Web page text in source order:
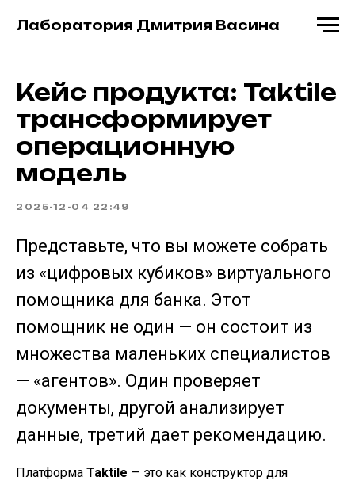
Лаборатория Дмитрия Васина
Кейс продукта: Taktile
трансформирует
операционную
модель
2025-12-04 22:49
Представьте, что вы можете собрать
из «цифровых кубиков» виртуального
помощника для банка. Этот
помощник не один — он состоит из
множества маленьких специалистов
— «агентов». Один проверяет
документы, другой анализирует
данные, третий дает рекомендацию.
Платформа Taktile — это как конструктор для